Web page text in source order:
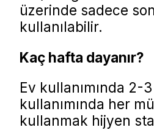
üzerinde sadece
kullanılabilir.
Kaç hafta dayanır?
Ev kullanımında 2-
kullanımında her
kullanmak hijyen